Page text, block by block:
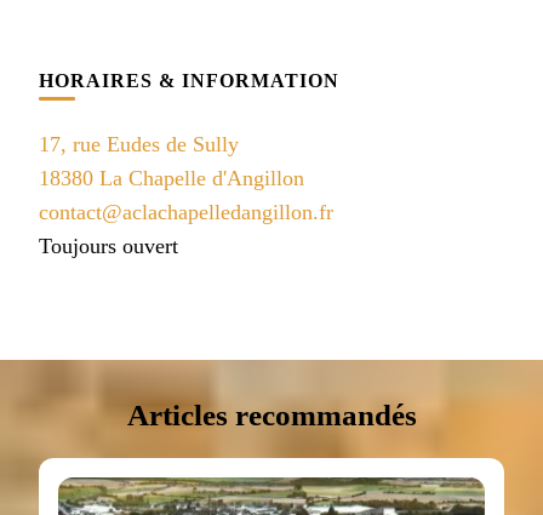
HORAIRES & INFORMATION
17, rue Eudes de Sully
18380 La Chapelle d'Angillon
contact@aclachapelledangillon.fr
Toujours ouvert
Articles recommandés